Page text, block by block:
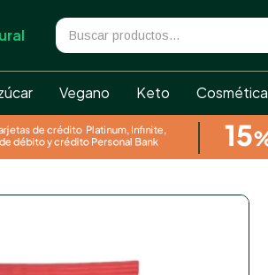
Vegano Keto Cosmética